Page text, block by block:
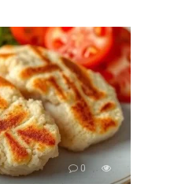
0